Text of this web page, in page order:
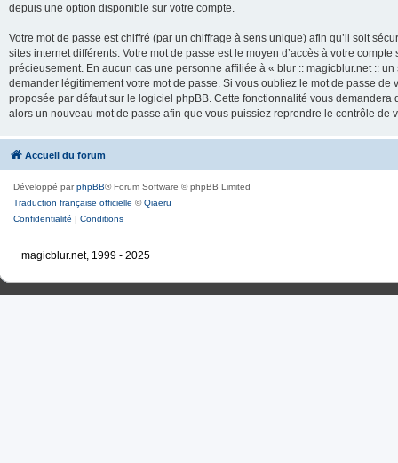
depuis une option disponible sur votre compte.
Votre mot de passe est chiffré (par un chiffrage à sens unique) afin qu’il soit
sites internet différents. Votre mot de passe est le moyen d’accès à votre
précieusement. En aucun cas une personne affiliée à « blur :: magicblur.net ::
demander légitimement votre mot de passe. Si vous oubliez le mot de passe
proposée par défaut sur le logiciel phpBB. Cette fonctionnalité vous
alors un nouveau mot de passe afin que vous puissiez reprendre le contrôle de
Accueil du forum
Développé parphpBB® Forum Software © phpBB Limited
Traduction française officielle ©Qiaeru
Confidentialité | Conditions
magicblur.net, 1999 - 2025